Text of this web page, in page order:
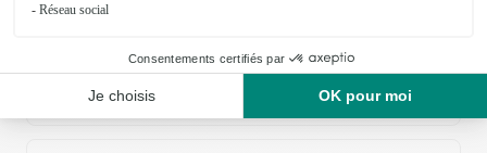
Interflora
FLEURISTES Allichamps